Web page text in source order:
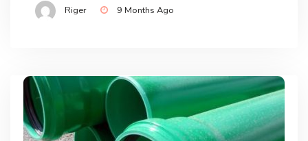
Riger 9 Months Ago